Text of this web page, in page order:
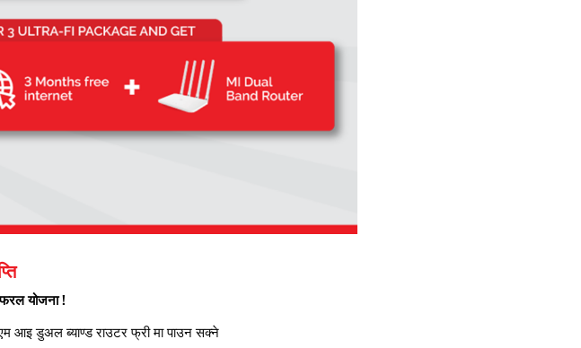
योजना !
आइ डुअल ब्याण्ड राउटर फ्री मा पाउन सक्ने